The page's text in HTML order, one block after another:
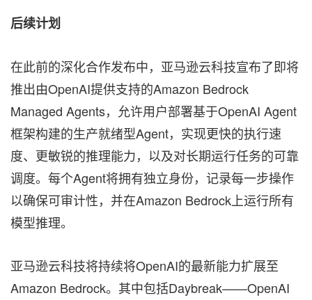
后续计划
在此前的深化合作发布中，亚马逊云科技宣布了即将
推出由OpenAI提供支持的Amazon Bedrock
Managed Agents，允许用户部署基于OpenAI Agent
框架构建的生产就绪型Agent，实现更快的执行速
度、更敏锐的推理能力，以及对长期运行任务的可靠
调度。每个Agent将拥有独立身份，记录每一步操作
以确保可审计性，并在Amazon Bedrock上运行所有
模型推理。
亚马逊云科技将持续将OpenAI的最新能力扩展至
Amazon Bedrock。其中包括Daybreak——OpenAI